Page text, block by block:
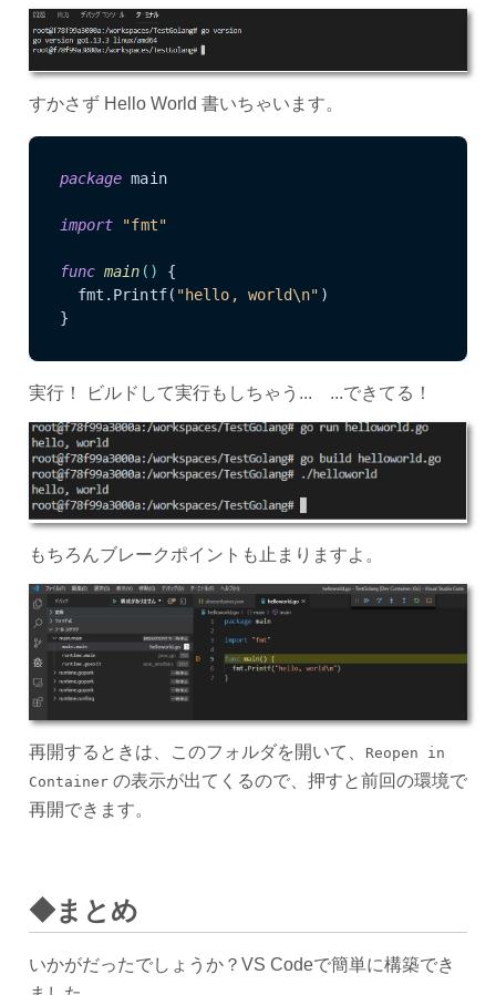
すかさず Hello World 書いちゃいます。
package main
import "fmt"
func main ()
{
  fmt.Printf(
"hello, world\n" )
実行！ ビルドして実行もしちゃう... ...できてる！
もちろんブレークポイントも止まりますよ。
再開するときは、このフォルダを開いて、
Reopen in
Containerの表示が出てくるので、押すと前回の環境で
再開できます。
◆まとめ
いかがだったでしょうか？VS Codeで簡単に構築でき